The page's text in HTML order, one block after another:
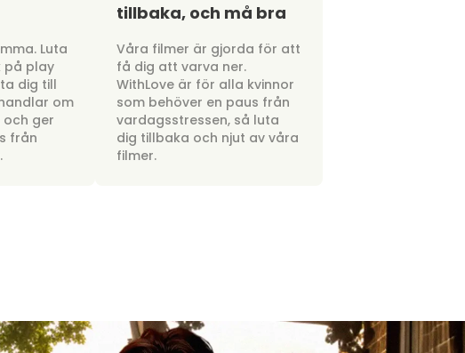
Luta
på play
dig till
om
ger
från
tillbaka, och må bra
Våra filmer är gjorda för att
få dig att varva ner.
WithLove är för alla kvinnor
som behöver en paus från
vardagsstressen, så luta
dig tillbaka och njut av våra
filmer.